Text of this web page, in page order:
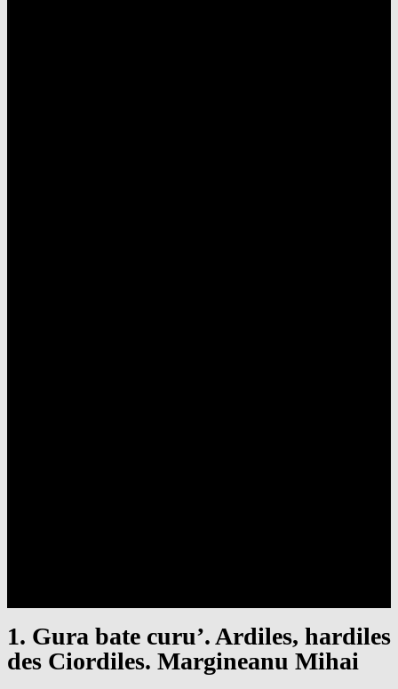
1. Gura bate curu’. Ardiles, hardiles
des Ciordiles. Margineanu Mihai